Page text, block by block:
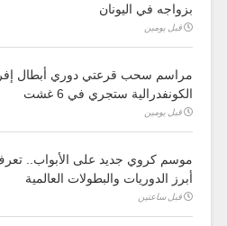
بزواجه في اليونان
قبل يومين
مراسم سحب قرعتي دوري أبطال
الكونفدرالية ستجري في 6 غشت
قبل يومين
موسم كروي جديد على الأبواب..
أبرز الدوريات والبطولات العالمية
قبل ساعتين